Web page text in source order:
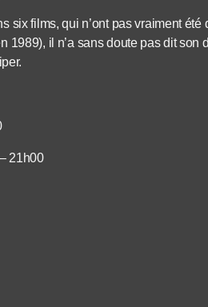
six films, qui n’ont pas vraiment
1989), il n’a sans doute pas dit son
21h00